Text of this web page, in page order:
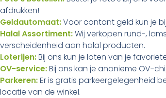
afdrukken!
Geldautomaat:Voor contant geld kun je
Halal Assortiment:Wij verkopen rund-,
verscheidenheid aan halal producten.
Loterijen:Bij ons kun je loten van je
OV-service:Bij ons kan je anonieme OV-
Parkeren:Er is gratis parkeergelegenheid
locatie van de winkel.